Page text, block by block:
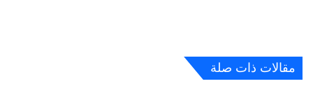
مقالات ذات صلة